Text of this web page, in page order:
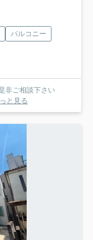
バルコニー
非ご相談下さい
と見る